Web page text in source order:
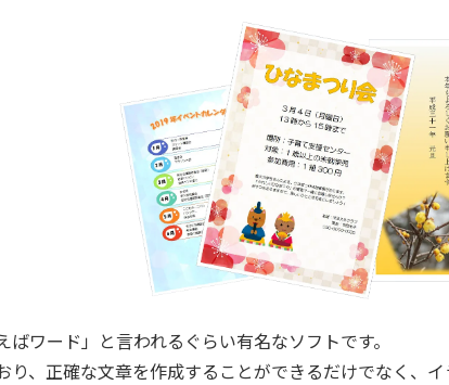
ばワード」と言われるぐらい有名なソフトです。
り、正確な文章を作成することができるだけでなく、